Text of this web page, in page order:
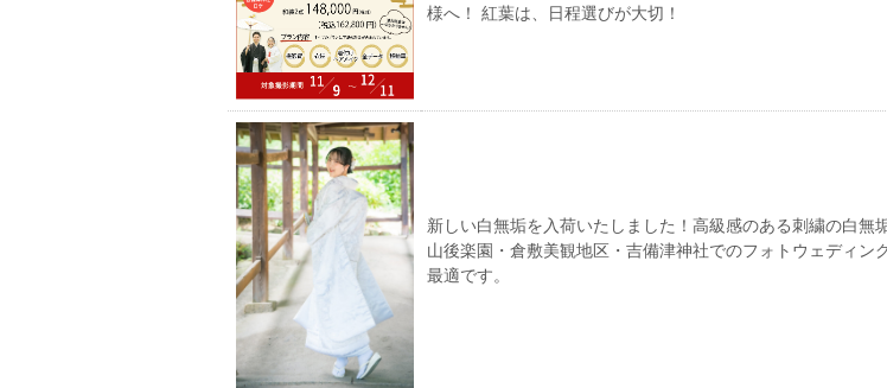
様へ！ 紅葉は、日程選びが大切！
新しい白無垢を入荷いたしました！高級感のある刺繍の白無
山後楽園・倉敷美観地区・吉備津神社でのフォトウェディン
最適です。